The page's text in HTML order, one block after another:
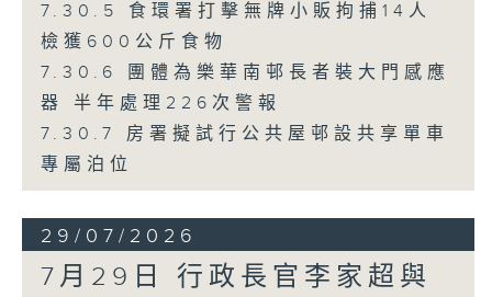
7.30.5 食環署打擊無牌小販拘捕14人
檢獲600公斤食物
7.30.6 團體為樂華南邨長者裝大門感應
器 半年處理226次警報
7.30.7 房署擬試行公共屋邨設共享單車
專屬泊位
29/07/2026
7月29日 行政長官李家超與